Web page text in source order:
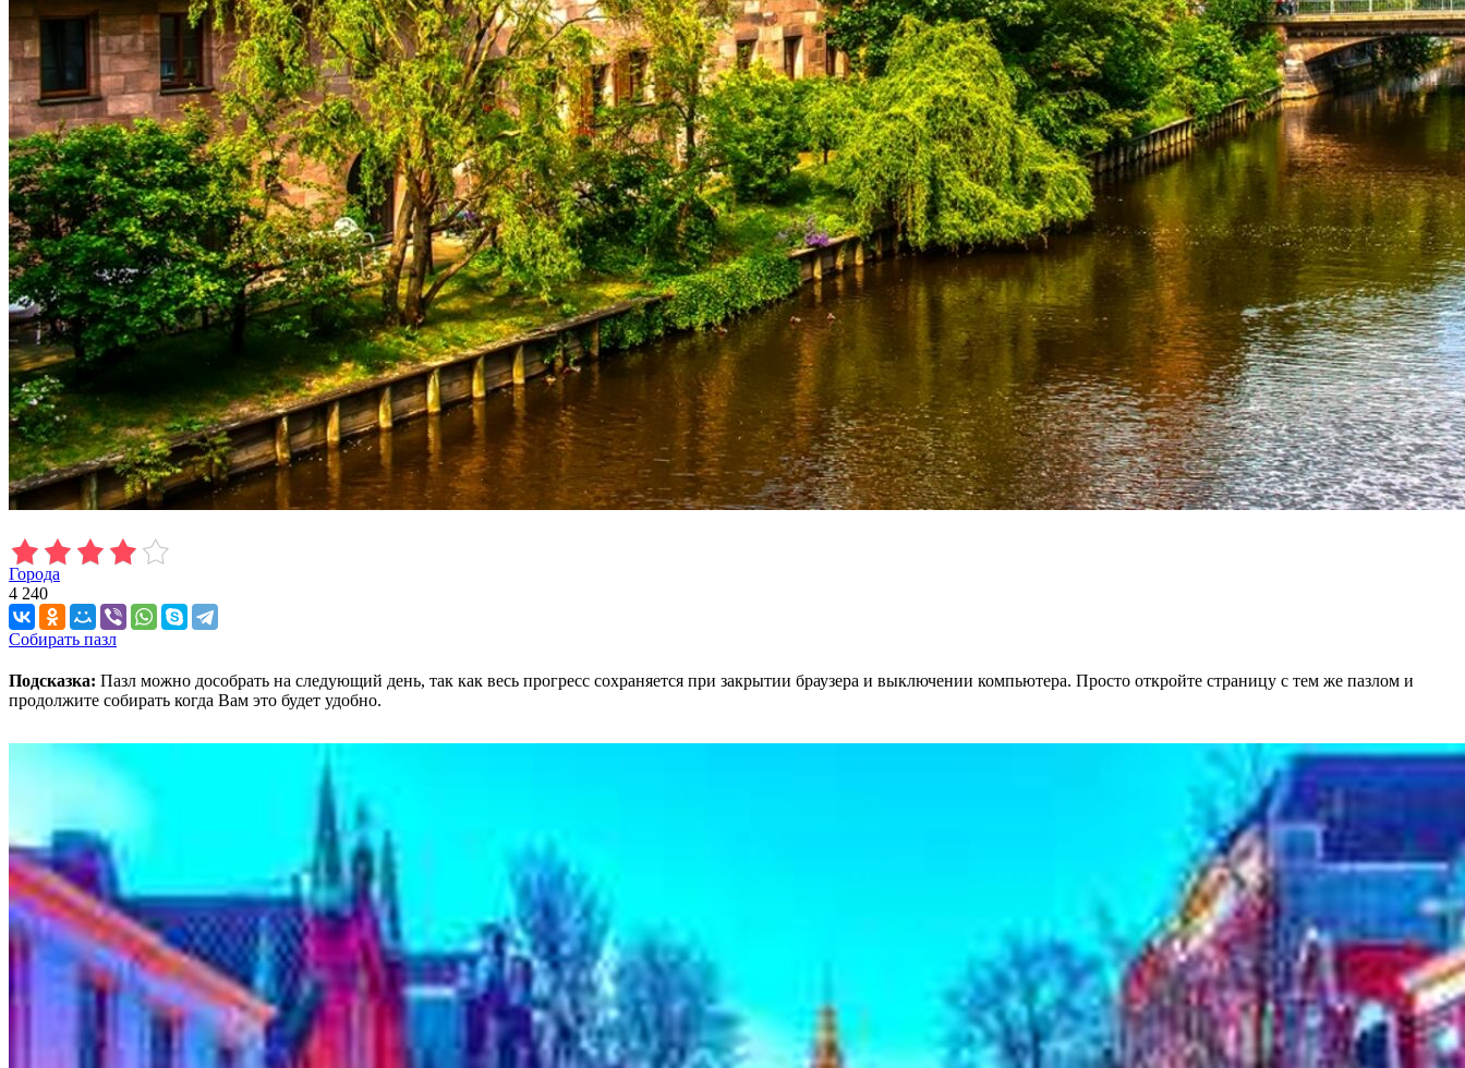
Города
4 240
Собирать пазл
Подсказка: Пазл можно дособрать на следующий день, так как весь прогресс сохраняется при закрытии браузера и выключении компьютера. Просто откройте страницу с тем же пазлом и
продолжите собирать когда Вам это будет удобно.